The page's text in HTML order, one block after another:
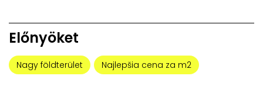
Előnyöket
Nagy földterület Najlepšia cena za m2